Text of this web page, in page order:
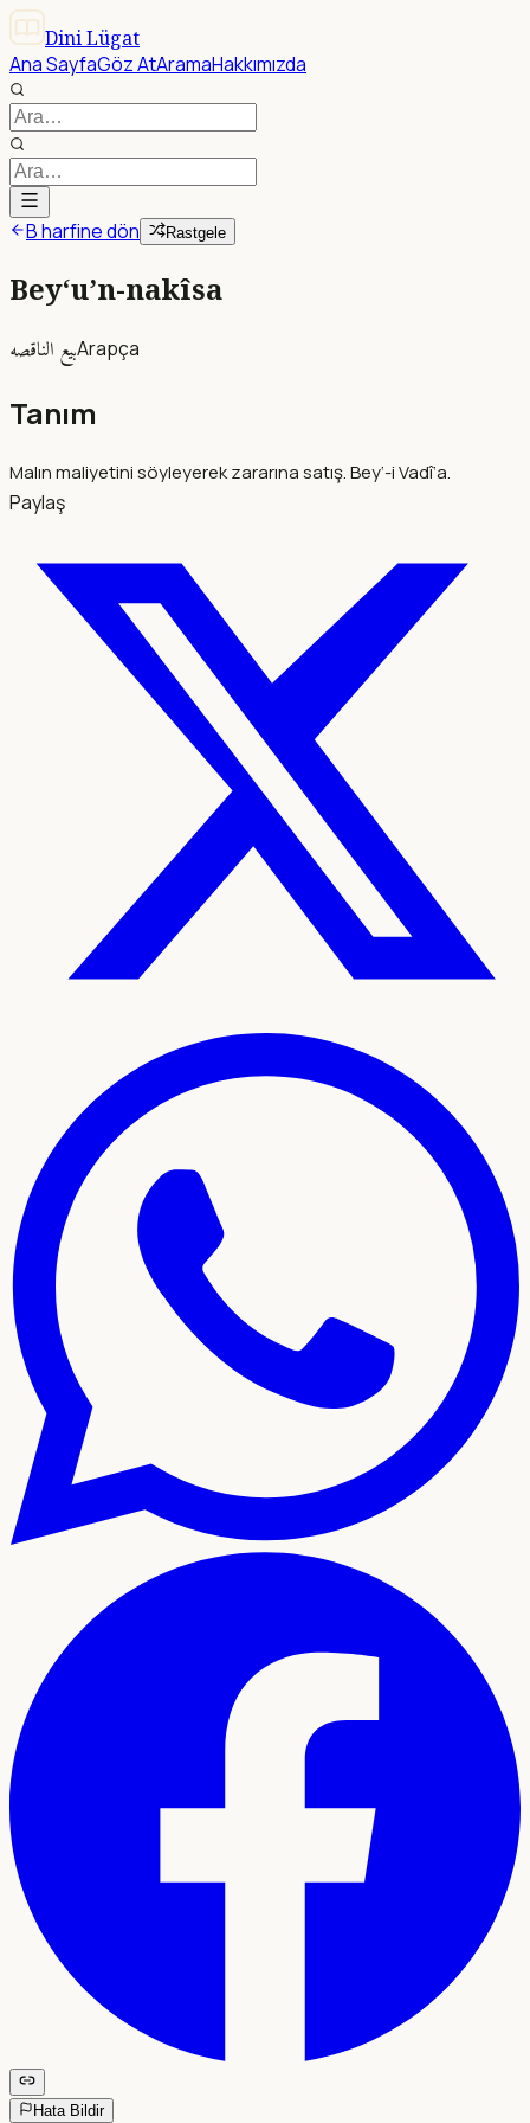
Dini Lügat
Ana SayfaGöz AtAramaHakkımızda
B harfine dön Rastgele
Bey‘u’n-nakîsa
بيع الناقصهArapça
Tanım
Malın maliyetini söyleyerek zararına satış. Bey‘-i Vadî‘a.
Paylaş
Hata Bildir